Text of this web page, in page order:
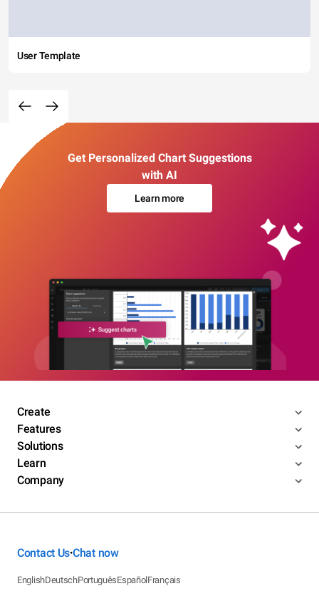
User Template
Get Personalized Chart Suggestions
with AI
Learn more
Create
Features
Solutions
Learn
Company
Contact Us•Chat now
EnglishDeutschPortuguêsEspañolFrançais